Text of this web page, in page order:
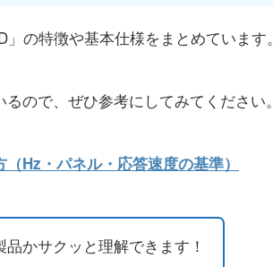
の特徴や基本仕様をまとめています。
ので、ぜひ参考にしてみてください。
Hz・パネル・応答速度の基準）
かサクッと理解できます！